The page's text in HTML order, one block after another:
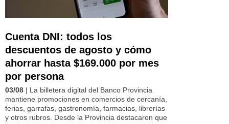
Cuenta DNI: todos los
descuentos de agosto y cómo
ahorrar hasta $169.000 por mes
por persona
03/08 | La billetera digital del Banco Provincia
mantiene promociones en comercios de cercanía,
ferias, garrafas, gastronomía, farmacias, librerías
y otros rubros. Desde la Provincia destacaron que